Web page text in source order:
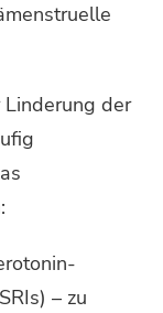
der
– zu